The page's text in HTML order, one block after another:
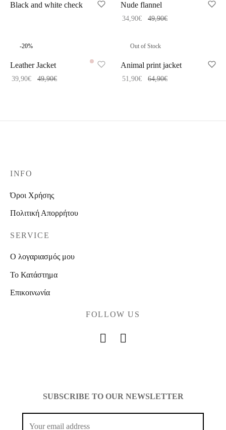
Black and white check Nude flannel
34,90€ 49,90€
-20%
Leather Jacket
39,90€ 49,90€
Out of Stock
Animal print jacket
51,90€ 64,90€
INFO
Όροι Χρήσης
Πολιτική Απορρήτου
SERVICE
Ο λογαριασμός μου
Το Κατάστημα
Επικοινωνία
FOLLOW US
SUBSCRIBE TO OUR NEWSLETTER